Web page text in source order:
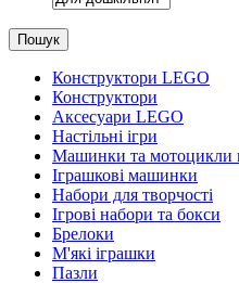
Пошук
Конструктори LEGO
Конструктори
Аксесуари LEGO
Настільні ігри
Машинки та мотоцикли
Іграшкові машинки
Набори для творчості
Ігрові набори та бокси
Брелоки
М'які іграшки
Пазли